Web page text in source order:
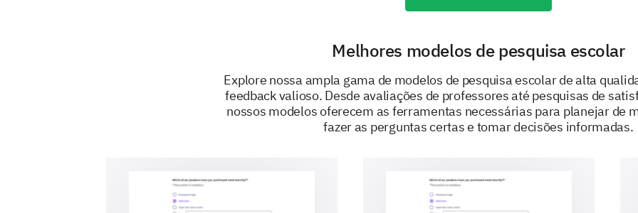
Overall Satisfaction & Suggestions
Finally, we'd like to know your overall
Overall, how satisfied are you with the
Very Satisfied Satisfied
Melhores modelos de pesquisa escolar
Explore nossa ampla gama de modelos de pesquisa escolar de alta
feedback valioso. Desde avaliações de professores até pesquisas de
nossos modelos oferecem as ferramentas necessárias para planejar de
fazer as perguntas certas e tomar decisões informadas.